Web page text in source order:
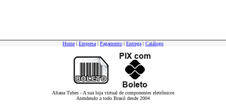
Home | Empresa | Pagamento | Entrega | Catálogo
Altana Tubes - A sua loja virtual de componentes eletrônicos
Atendendo a todo Brasil desde 2004